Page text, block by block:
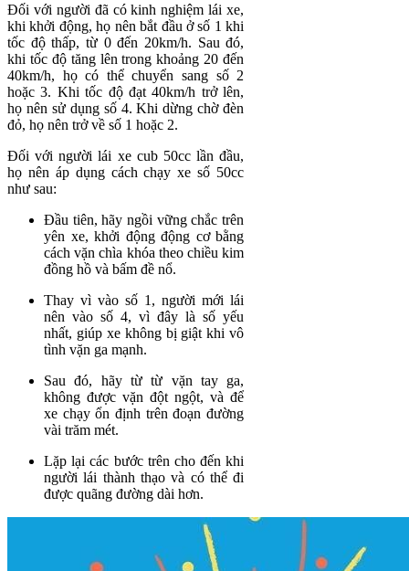
Đối với người đã có kinh nghiệm lái xe,
khi khởi động, họ nên bắt đầu ở số 1 khi
tốc độ thấp, từ 0 đến 20km/h. Sau đó,
khi tốc độ tăng lên trong khoảng 20 đến
40km/h, họ có thể chuyển sang số 2
hoặc 3. Khi tốc độ đạt 40km/h trở lên,
họ nên sử dụng số 4. Khi dừng chờ đèn
đỏ, họ nên trở về số 1 hoặc 2.
Đối với người lái xe cub 50cc lần đầu,
họ nên áp dụng cách chạy xe số 50cc
như sau:
Đầu tiên, hãy ngồi vững chắc trên
yên xe, khởi động động cơ bằng
cách vặn chìa khóa theo chiều kim
đồng hồ và bấm đề nổ.
Thay vì vào số 1, người mới lái
nên vào số 4, vì đây là số yếu
nhất, giúp xe không bị giật khi vô
tình vặn ga mạnh.
Sau đó, hãy từ từ vặn tay ga,
không được vặn đột ngột, và để
xe chạy ổn định trên đoạn đường
vài trăm mét.
Lặp lại các bước trên cho đến khi
người lái thành thạo và có thể đi
được quãng đường dài hơn.